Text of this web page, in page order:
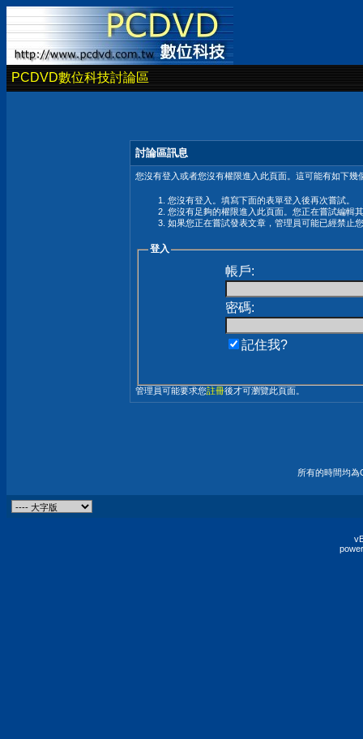
PCDVD數位科技討論區
討論區訊息
您沒有登入或者您沒有權限進入此頁面。這可能有如下幾
您沒有登入。填寫下面的表單登入後再次嘗試。
您沒有足夠的權限進入此頁面。您正在嘗試編輯
如果您正在嘗試發表文章，管理員可能已經禁止
登入
帳戶:
密碼:
記住我?
管理員可能要求您註冊後才可瀏覽此頁面。
所有的時間均為